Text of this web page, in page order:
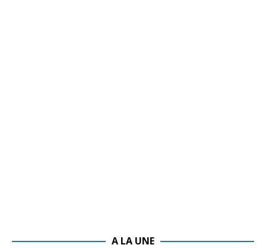
A LA UNE